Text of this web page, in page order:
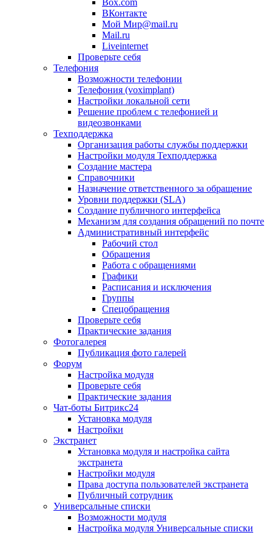
Box.com
ВКонтакте
Мой Мир@mail.ru
Mail.ru
Liveinternet
Проверьте себя
Телефония
Возможности телефонии
Телефония (voximplant)
Настройки локальной сети
Решение проблем с телефонией и
видеозвонками
Техподдержка
Организация работы службы поддержки
Настройки модуля Техподдержка
Создание мастера
Справочники
Назначение ответственного за обращение
Уровни поддержки (SLA)
Создание публичного интерфейса
Механизм для создания обращений по почте
Административный интерфейс
Рабочий стол
Обращения
Работа с обращениями
Графики
Расписания и исключения
Группы
Спецобращения
Проверьте себя
Практические задания
Фотогалерея
Публикация фото галерей
Форум
Настройка модуля
Проверьте себя
Практические задания
Чат-боты Битрикс24
Установка модуля
Настройки
Экстранет
Установка модуля и настройка сайта
экстранета
Настройки модуля
Права доступа пользователей экстранета
Публичный сотрудник
Универсальные списки
Возможности модуля
Настройка модуля Универсальные списки